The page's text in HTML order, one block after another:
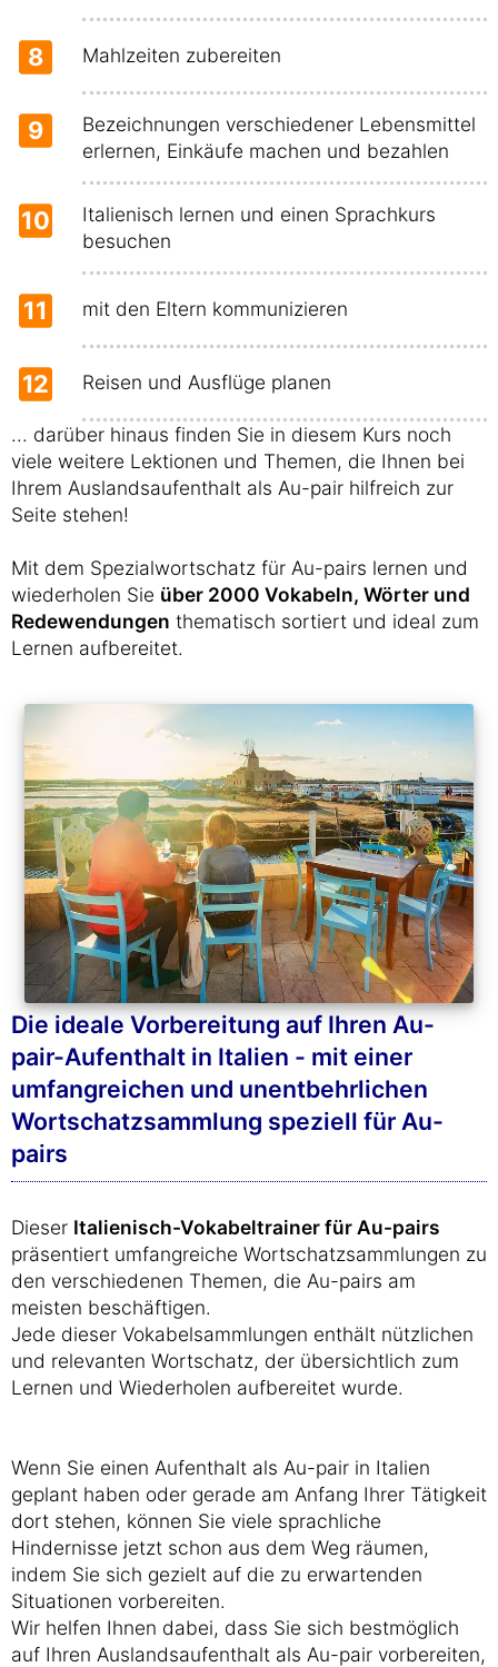
8 Mahlzeiten zubereiten
9
Bezeichnungen verschiedener Lebensmittel
erlernen, Einkäufe machen und bezahlen
10
Italienisch lernen und einen Sprachkurs
besuchen
11 mit den Eltern kommunizieren
12 Reisen und Ausflüge planen
... darüber hinaus finden Sie in diesem Kurs noch
viele weitere Lektionen und Themen, die Ihnen bei
Ihrem Auslandsaufenthalt als Au-pair hilfreich zur
Seite stehen!
Mit dem Spezialwortschatz für Au-pairs lernen und
wiederholen Sie über 2000 Vokabeln, Wörter und
Redewendungen thematisch sortiert und ideal zum
Lernen aufbereitet.
Die ideale Vorbereitung auf Ihren Au-
pair-Aufenthalt in Italien - mit einer
umfangreichen und unentbehrlichen
Wortschatzsammlung speziell für Au-
pairs
Dieser Italienisch-Vokabeltrainer für Au-pairs
präsentiert umfangreiche Wortschatzsammlungen zu
den verschiedenen Themen, die Au-pairs am
meisten beschäftigen.
Jede dieser Vokabelsammlungen enthält nützlichen
und relevanten Wortschatz, der übersichtlich zum
Lernen und Wiederholen aufbereitet wurde.
Wenn Sie einen Aufenthalt als Au-pair in Italien
geplant haben oder gerade am Anfang Ihrer Tätigkeit
dort stehen, können Sie viele sprachliche
Hindernisse jetzt schon aus dem Weg räumen,
indem Sie sich gezielt auf die zu erwartenden
Situationen vorbereiten.
Wir helfen Ihnen dabei, dass Sie sich bestmöglich
auf Ihren Auslandsaufenthalt als Au-pair vorbereiten,